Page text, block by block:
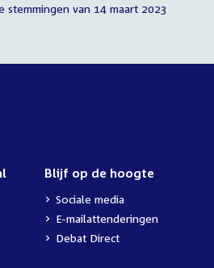
stemmingen van 14 maart 2023
Blijf op de hoogte
Sociale media
E-mailattenderingen
Debat Direct